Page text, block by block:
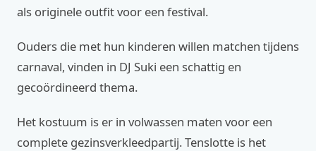
als originele outfit voor een festival.
Ouders die met hun kinderen willen matchen tijdens
carnaval, vinden in DJ Suki een schattig en
gecoördineerd thema.
Het kostuum is er in volwassen maten voor een
complete gezinsverkleedpartij. Tenslotte is het